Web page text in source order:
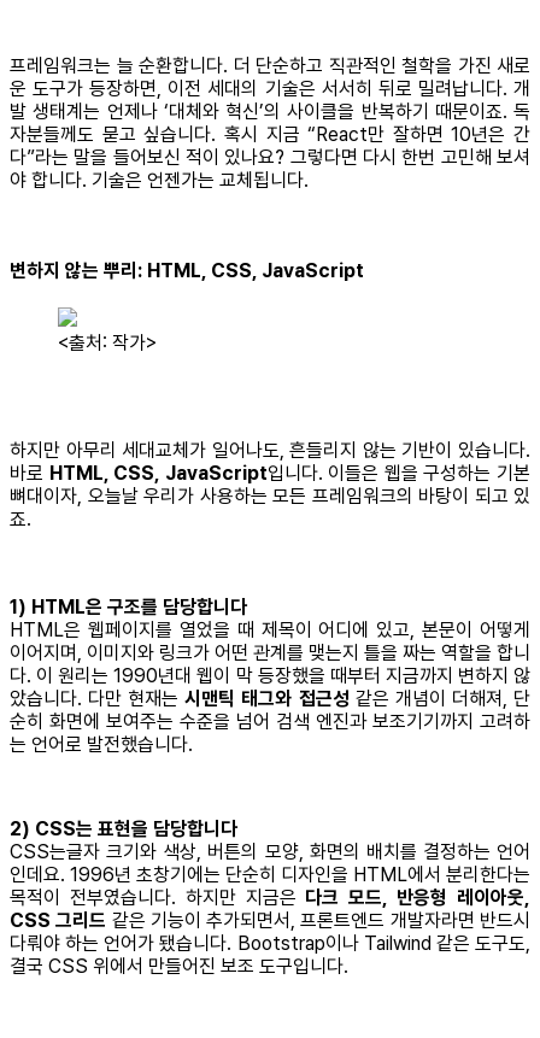
프레임워크는 늘 순환합니다. 더 단순하고 직관적인 철학을 가진 새로
운 도구가 등장하면, 이전 세대의 기술은 서서히 뒤로 밀려납니다. 개
발 생태계는 언제나 ‘대체와 혁신’의 사이클을 반복하기 때문이죠. 독
자분들께도 묻고 싶습니다. 혹시 지금 “React만 잘하면 10년은 간
다”라는 말을 들어보신 적이 있나요? 그렇다면 다시 한번 고민해 보셔
야 합니다. 기술은 언젠가는 교체됩니다.
변하지 않는 뿌리: HTML, CSS, JavaScript
<출처: 작가>
하지만 아무리 세대교체가 일어나도, 흔들리지 않는 기반이 있습니다.
바로 HTML, CSS, JavaScript입니다. 이들은 웹을 구성하는 기본
뼈대이자, 오늘날 우리가 사용하는 모든 프레임워크의 바탕이 되고 있
죠.
1) HTML은 구조를 담당합니다
HTML은 웹페이지를 열었을 때 제목이 어디에 있고, 본문이 어떻게
이어지며, 이미지와 링크가 어떤 관계를 맺는지 틀을 짜는 역할을 합니
다. 이 원리는 1990년대 웹이 막 등장했을 때부터 지금까지 변하지 않
았습니다. 다만 현재는시맨틱 태그와 접근성 같은 개념이 더해져, 단
순히 화면에 보여주는 수준을 넘어 검색 엔진과 보조기기까지 고려하
는 언어로 발전했습니다.
2) CSS는 표현을 담당합니다
CSS는글자 크기와 색상, 버튼의 모양, 화면의 배치를 결정하는 언어
인데요. 1996년 초창기에는 단순히 디자인을 HTML에서 분리한다는
목적이 전부였습니다. 하지만 지금은 다크 모드, 반응형 레이아웃,
CSS 그리드 같은 기능이 추가되면서, 프론트엔드 개발자라면 반드시
다뤄야 하는 언어가 됐습니다. Bootstrap이나 Tailwind 같은 도구도,
결국 CSS 위에서 만들어진 보조 도구입니다.